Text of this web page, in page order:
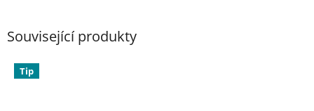
Související produkty
Tip